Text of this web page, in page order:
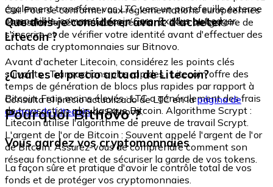
également transférer vos LTC vers un portefeuille externe
compatible, comme Litecoin Core, Exodus ou Ledger.
Oui. Pour se conformer aux réglementations européennes
et assurer la sécurité des opérations, il est obligatoire de
s'inscrire et de vérifier votre identité avant d'effectuer des
achats de cryptomonnaies sur Bitnovo.
Que dois-je considérer avant d'acheter
Litecoin ?
Avant d'acheter Litecoin, considérez les points clés
suivants : Transactions plus rapides : Litecoin offre des
temps de génération de blocs plus rapides par rapport à
Bitcoin. Frais moins élevés : LTC a généralement des frais
de transaction plus bas que Bitcoin. Algorithme Scrypt :
Litecoin utilise l'algorithme de preuve de travail Scrypt.
L'argent de l'or de Bitcoin : Souvent appelé l'argent de l'or
de Bitcoin. Assurez-vous de comprendre comment son
réseau fonctionne et de sécuriser la garde de vos tokens.
¿Cuál es el precio actual de Litecoin?
Consulta el precio actualizado de LTC en lapágina de
compra de Litecoinde Bitnovo.
Pourquoi Bitnovo ?
Vous gardez vos cryptomonnaies
La façon sûre et pratique d'avoir le contrôle total de vos
fonds et de protéger vos cryptomonnaies.